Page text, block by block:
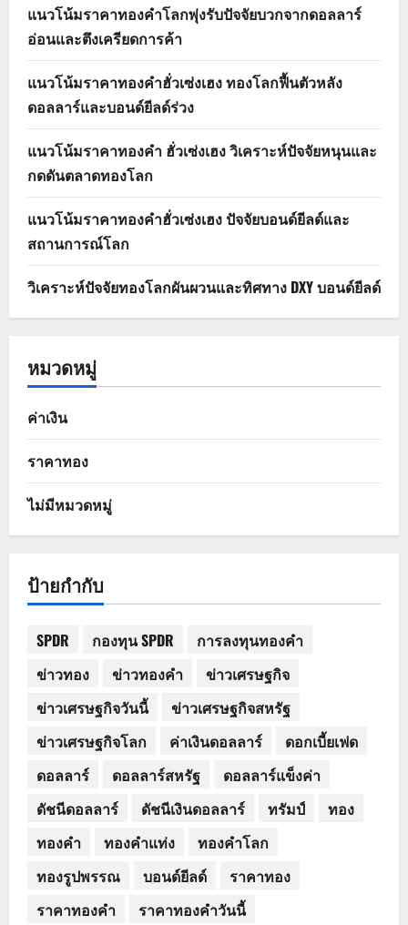
แนวโน้มราคาทองคำโลกพุ่งรับปัจจัยบวกจากดอลลาร์
อ่อนและตึงเครียดการค้า
แนวโน้มราคาทองคำฮั่วเซ่งเฮง ทองโลกฟื้นตัวหลัง
ดอลลาร์และบอนด์ยีลด์ร่วง
แนวโน้มราคาทองคำ ฮั่วเซ่งเฮง วิเคราะห์ปัจจัยหนุนและ
กดดันตลาดทองโลก
แนวโน้มราคาทองคำฮั่วเซ่งเฮง ปัจจัยบอนด์ยีลด์และ
สถานการณ์โลก
วิเคราะห์ปัจจัยทองโลกผันผวนและทิศทาง DXY บอนด์ยีลด์
หมวดหมู่
ค่าเงิน
ราคาทอง
ไม่มีหมวดหมู่
ป้ายกำกับ
SPDR กองทุน SPDR
การลงทุนทองคำ
ข่าวทอง
ข่าวทองคำ
ข่าวเศรษฐกิจ
ข่าวเศรษฐกิจวันนี้
ข่าวเศรษฐกิจสหรัฐ
ข่าวเศรษฐกิจโลก
ค่าเงินดอลลาร์
ดอกเบี้ยเฟด
ดอลลาร์
ดอลลาร์สหรัฐ
ดอลลาร์แข็งค่า
ดัชนีดอลลาร์
ดัชนีเงินดอลลาร์ ทรัมป์
ทอง
ทองคำ
ทองคำแท่ง
ทองคำโลก
ทองรูปพรรณ
บอนด์ยีลด์
ราคาทอง
ราคาทองคำ
ราคาทองคำวันนี้